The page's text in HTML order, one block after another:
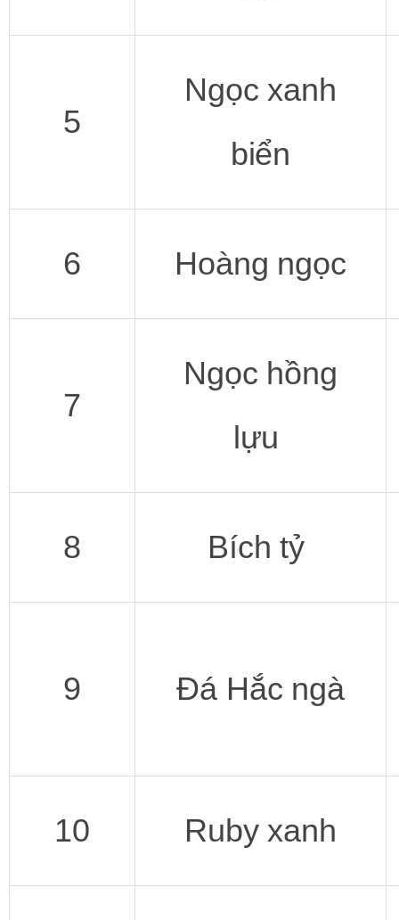
5
Ngọc xanh
biển
6 Hoàng ngọc
7
Ngọc hồng
lựu
8 Bích tỷ
9 Đá Hắc ngà
10 Ruby xanh